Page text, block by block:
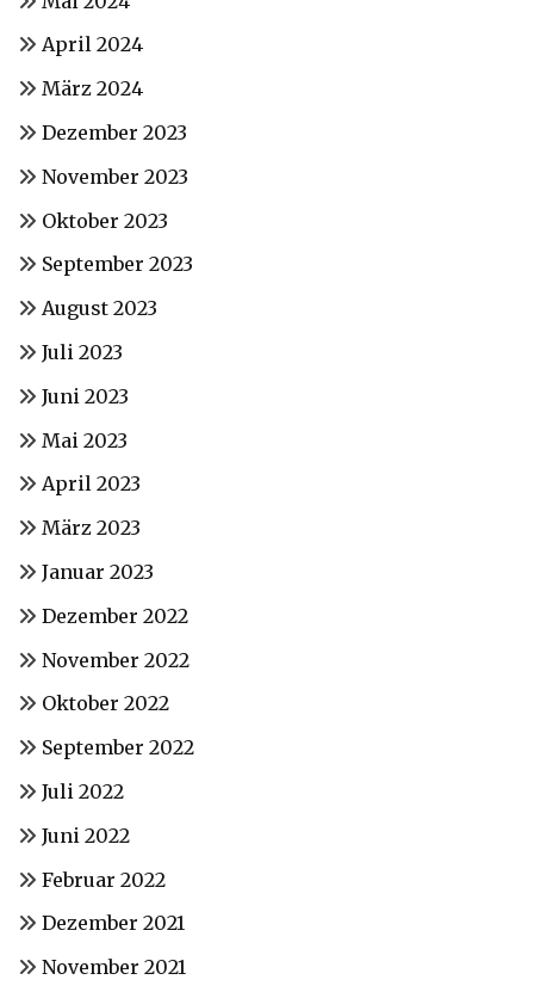
April 2024
März 2024
Dezember 2023
November 2023
Oktober 2023
September 2023
August 2023
Juli 2023
Juni 2023
Mai 2023
April 2023
März 2023
Januar 2023
Dezember 2022
November 2022
Oktober 2022
September 2022
Juli 2022
Juni 2022
Februar 2022
Dezember 2021
November 2021